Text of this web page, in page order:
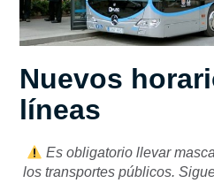
Nuevos
líneas
Es obligatorio llevar
los transportes públicos.